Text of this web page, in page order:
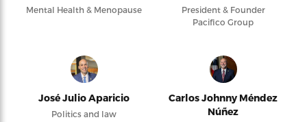
Mental Health & Menopause
President & Founder
Pacifico Group
José Julio Aparicio
Politics and law
Carlos Johnny Méndez
Núñez